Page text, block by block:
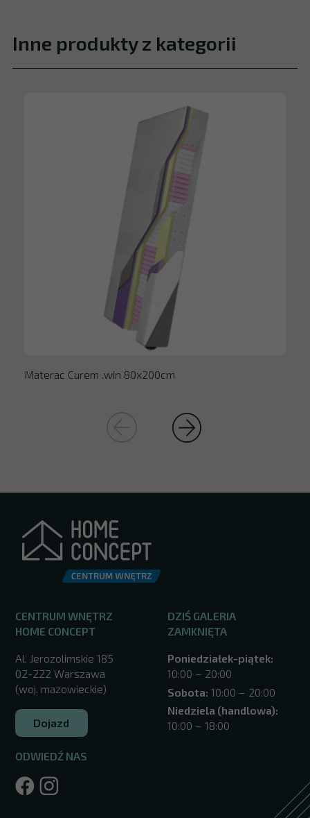
Inne produkty z kategorii
Materac Curem .win 80x200cm
CENTRUM WNĘTRZ
HOME CONCEPT
Al. Jerozolimskie 185
02-222 Warszawa
(woj. mazowieckie)
Dojazd
ODWIEDŹ NAS
DZIŚ GALERIA
ZAMKNIĘTA
Poniedziałek-piątek:
10:00 – 20:00
Sobota: 10:00 – 20:00
Niedziela (handlowa):
10:00 – 18:00